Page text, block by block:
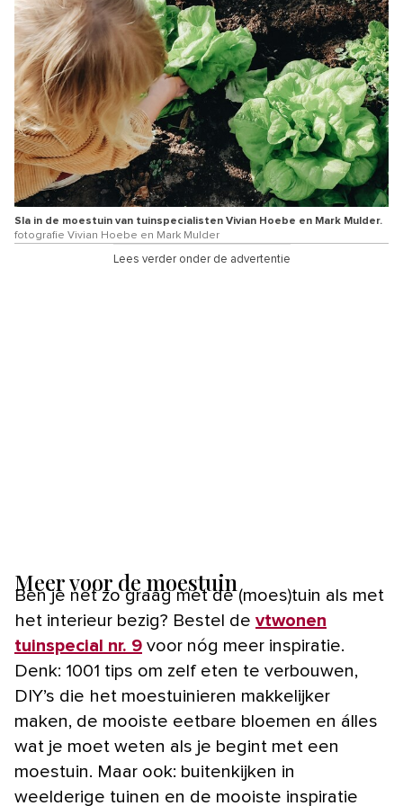
Sla in de moestuin van tuinspecialisten Vivian Hoebe en Mark Mulder.
fotografie Vivian Hoebe en Mark Mulder
Lees verder onder de advertentie
Meer voor de moestuin
Ben je net zo graag met de (moes)tuin als met
het interieur bezig? Bestel de vtwonen
tuinspecial nr. 9 voor nóg meer inspiratie.
Denk: 1001 tips om zelf eten te verbouwen,
DIY’s die het moestuinieren makkelijker
maken, de mooiste eetbare bloemen en álles
wat je moet weten als je begint met een
moestuin. Maar ook: buitenkijken in
weelderige tuinen en de mooiste inspiratie